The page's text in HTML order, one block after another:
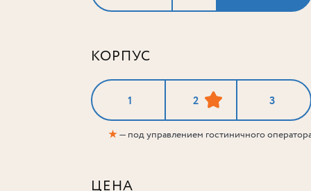
КОРПУС
1 2 3
★— под управлением гостиничного
ЦЕНА